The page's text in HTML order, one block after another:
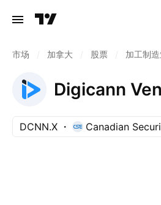
市场 加拿大 股票 加工制
Digicann
DCNN.X Canadian